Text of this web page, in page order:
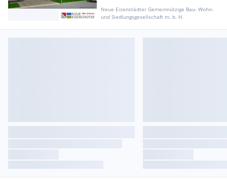
Neue Eisenstädter Gemeinnützige Bau- Wohn-
und Siedlungsgesellschaft m. b. H.